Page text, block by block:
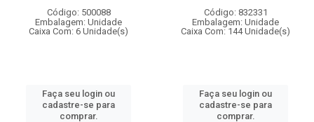
Código: 500088
Embalagem: Unidade
Caixa Com: 6 Unidade(s)
Faça seu login ou
cadastre-se para
comprar.
Código: 832331
Embalagem: Unidade
Caixa Com: 144 Unidade(s)
Faça seu login ou
cadastre-se para
comprar.